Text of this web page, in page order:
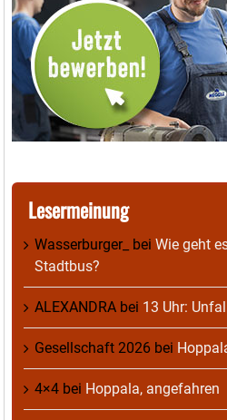
Lesermeinung
Wasserburger_ bei Wie geht
Stadtbus?
ALEXANDRA bei 13 Uhr:
Gesellschaft 2026 bei
4×4 bei Hoppala, angefahren